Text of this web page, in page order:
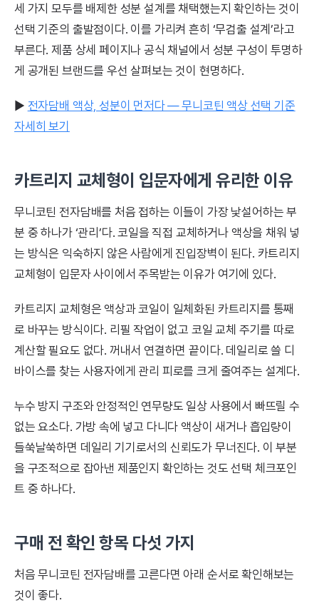
세 가지 모두를 배제한 성분 설계를 채택했는지 확인하는 것이
선택 기준의 출발점이다. 이를 가리켜 흔히 ‘무검출 설계’라고
부른다. 제품 상세 페이지나 공식 채널에서 성분 구성이 투명하
게 공개된 브랜드를 우선 살펴보는 것이 현명하다.
▶ 전자담배 액상, 성분이 먼저다 — 무니코틴 액상 선택 기준
자세히 보기
카트리지 교체형이 입문자에게 유리한 이유
무니코틴 전자담배를 처음 접하는 이들이 가장 낯설어하는 부
분 중 하나가 ‘관리’다. 코일을 직접 교체하거나 액상을 채워 넣
는 방식은 익숙하지 않은 사람에게 진입장벽이 된다. 카트리지
교체형이 입문자 사이에서 주목받는 이유가 여기에 있다.
카트리지 교체형은 액상과 코일이 일체화된 카트리지를 통째
로 바꾸는 방식이다. 리필 작업이 없고 코일 교체 주기를 따로
계산할 필요도 없다. 꺼내서 연결하면 끝이다. 데일리로 쓸 디
바이스를 찾는 사용자에게 관리 피로를 크게 줄여주는 설계다.
누수 방지 구조와 안정적인 연무량도 일상 사용에서 빠뜨릴 수
없는 요소다. 가방 속에 넣고 다니다 액상이 새거나 흡입량이
들쑥날쑥하면 데일리 기기로서의 신뢰도가 무너진다. 이 부분
을 구조적으로 잡아낸 제품인지 확인하는 것도 선택 체크포인
트 중 하나다.
구매 전 확인 항목 다섯 가지
처음 무니코틴 전자담배를 고른다면 아래 순서로 확인해보는
것이 좋다.